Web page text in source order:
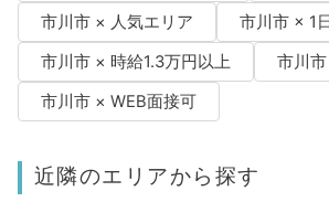
市川市 × 人気エリア
市川市 × 1
市川市 × 時給1.3万円以上
市川
市川市 × WEB面接可
近隣のエリアから探す